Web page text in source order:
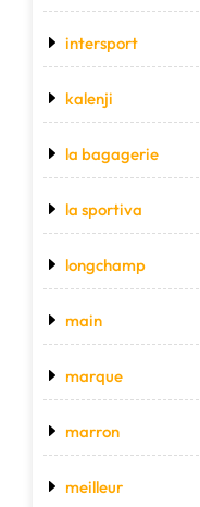
intersport
kalenji
la bagagerie
la sportiva
longchamp
main
marque
marron
meilleur